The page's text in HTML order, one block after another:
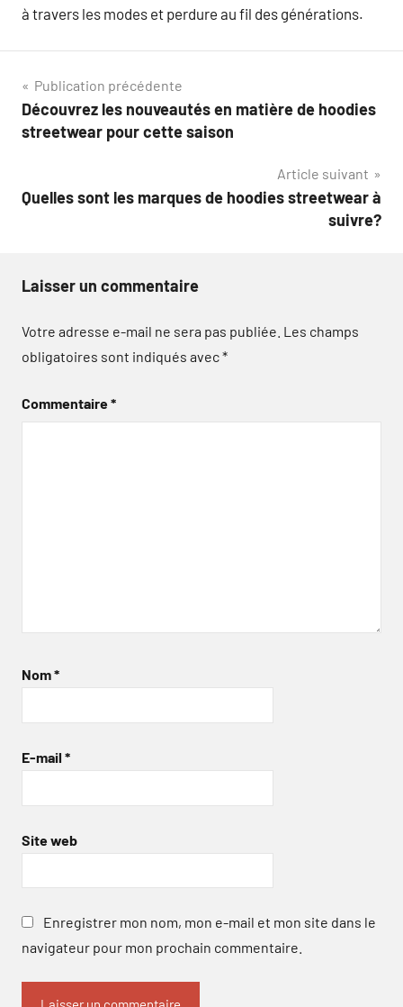
à travers les modes et perdure au fil des générations.
Navigation
de
Publication précédente
Découvrez les nouveautés en matière de hoodies
streetwear pour cette saison
Article suivant
Quelles sont les marques de hoodies streetwear à
suivre?
Laisser un commentaire
Votre adresse e-mail ne sera pas publiée. Les champs
obligatoires sont indiqués avec*
Commentaire*
Nom*
E-mail *
Site web
Enregistrer mon nom, mon e-mail et mon site dans le
navigateur pour mon prochain commentaire.